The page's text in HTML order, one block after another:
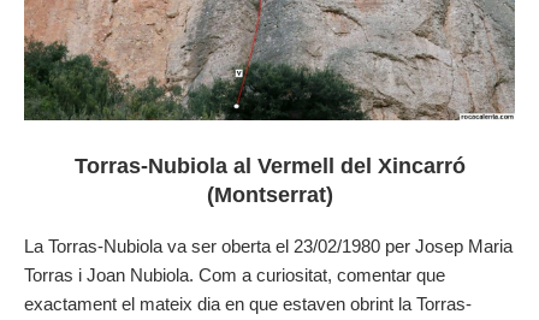
Torras-Nubiola al Vermell del Xincarró
(Montserrat)
La Torras-Nubiola va ser oberta el 23/02/1980 per Josep Maria
Torras i Joan Nubiola. Com a curiositat, comentar que
exactament el mateix dia en que estaven obrint la Torras-